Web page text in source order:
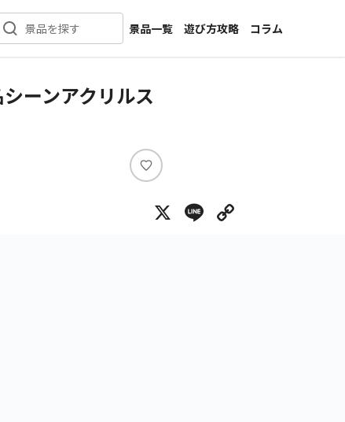
景品を探す
景品一覧
新着景品
遊び方攻略
コラム
インタビュー
ーンアクリルス
い
ね
X Line